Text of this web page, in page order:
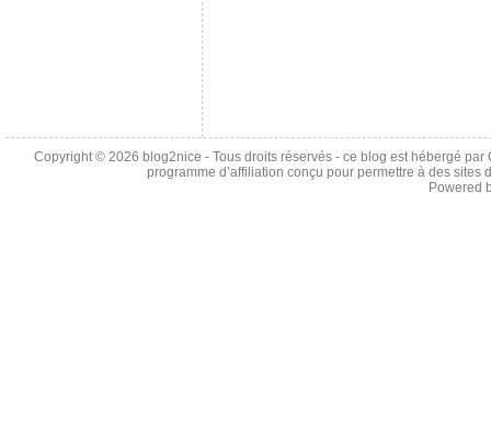
Copyright © 2026 blog2nice - Tous droits réservés - ce blog est hébergé
programme d’affiliation conçu pour permettre à des
Powered